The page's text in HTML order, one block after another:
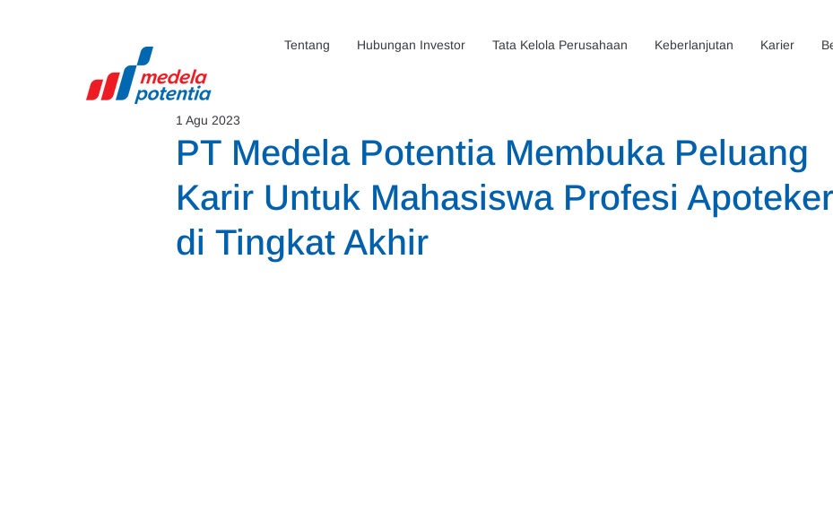
Tentang Hubungan Investor Tata Kelola Perusahaan Keberlanjutan Karier
PT Medela Potentia Membuka Peluang
Karir Untuk Mahasiswa Profesi Apoteker
di Tingkat Akhir
1 Agu 2023